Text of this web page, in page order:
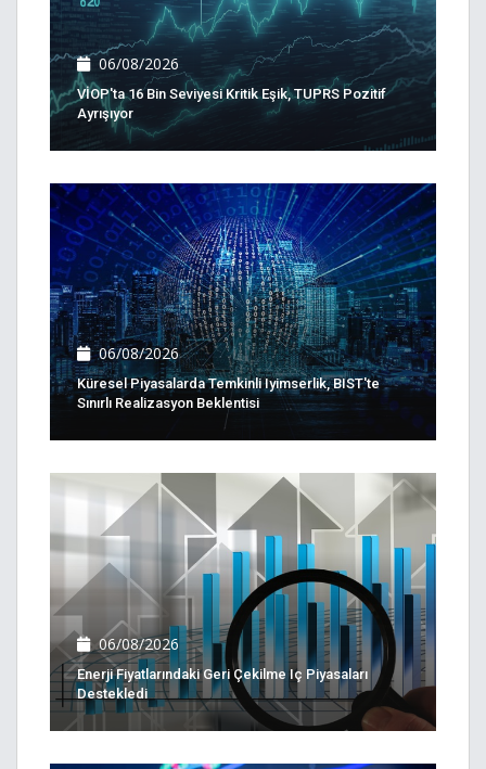
06/08/2026
VİOP'ta 16 Bin Seviyesi Kritik Eşik, TUPRS Pozitif
Ayrışıyor
06/08/2026
Küresel Piyasalarda Temkinli Iyimserlik, BIST'te
Sınırlı Realizasyon Beklentisi
06/08/2026
Enerji Fiyatlarındaki Geri Çekilme Iç Piyasaları
Destekledi